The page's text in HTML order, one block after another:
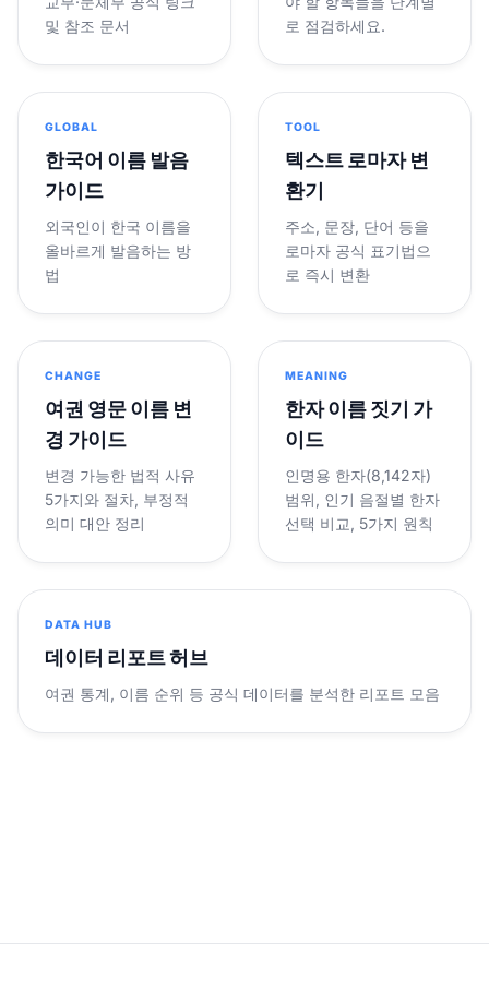
및 참조 문서
로 점검하세요.
GLOBAL
한국어 이름 발음
가이드
외국인이 한국 이름을
올바르게 발음하는 방
법
TOOL
텍스트 로마자 변
환기
주소, 문장, 단어 등을
로마자 공식 표기법으
로 즉시 변환
CHANGE
여권 영문 이름 변
경 가이드
변경 가능한 법적 사유
5가지와 절차, 부정적
의미 대안 정리
MEANING
한자 이름 짓기 가
이드
인명용 한자(8,142자)
범위, 인기 음절별 한자
선택 비교, 5가지 원칙
DATA HUB
데이터 리포트 허브
여권 통계, 이름 순위 등 공식 데이터를 분석한 리포트 모음